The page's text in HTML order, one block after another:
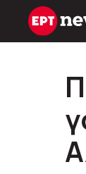
Μετάβαση